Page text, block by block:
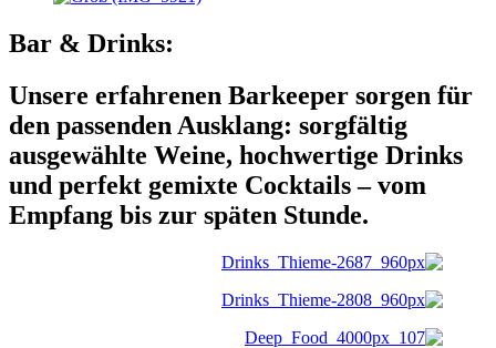
Bar & Drinks:
Unsere erfahrenen Barkeeper sorgen für
den passenden Ausklang: sorgfältig
ausgewählte Weine, hochwertige Drinks
und perfekt gemixte Cocktails – vom
Empfang bis zur späten Stunde.